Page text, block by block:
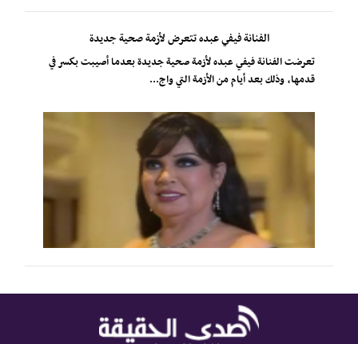
الفنانة فيفي عبده تتعرض لأزمة صحية جديدة
تعرضت الفنانة فيفي عبده لأزمة صحية جديدة بعدما أصيبت بكسر في
قدمها، وذلك بعد أيام من الأزمة التي واج...